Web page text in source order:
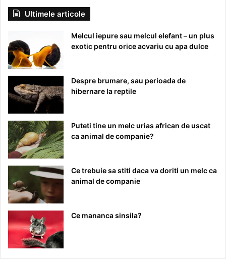
Ultimele articole
Melcul iepure sau melcul elefant – un plus
exotic pentru orice acvariu cu apa dulce
Despre brumare, sau perioada de
hibernare la reptile
Puteti tine un melc urias african de uscat
ca animal de companie?
Ce trebuie sa stiti daca va doriti un melc ca
animal de companie
Ce mananca sinsila?